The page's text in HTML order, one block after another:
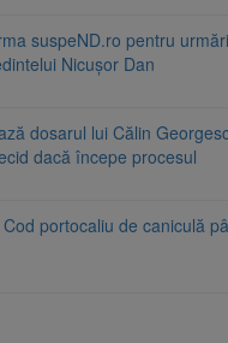
suspeND.ro pentru
Nicușor Dan
dosarul lui Călin
dacă începe procesul
portocaliu de caniculă